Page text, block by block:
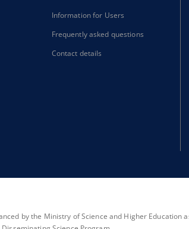
Information for Users
Frequently asked questions
Contact details
by the Ministry of Science and Higher Education